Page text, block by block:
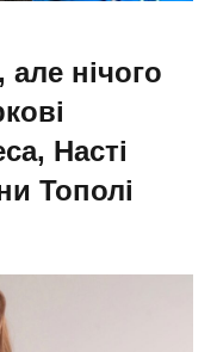
нічого
Насті
Тополі